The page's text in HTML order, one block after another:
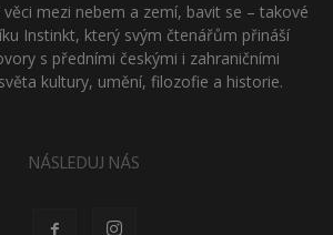
mezi nebem a zemí, bavit se – takové
Instinkt, který svým čtenářům přináší
s předními českými i zahraničními
kultury, umění, filozofie a historie.
NÁSLEDUJ NÁS